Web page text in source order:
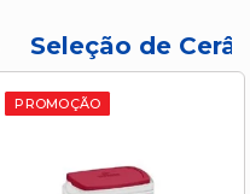
Seleção de
PROMOÇÃO